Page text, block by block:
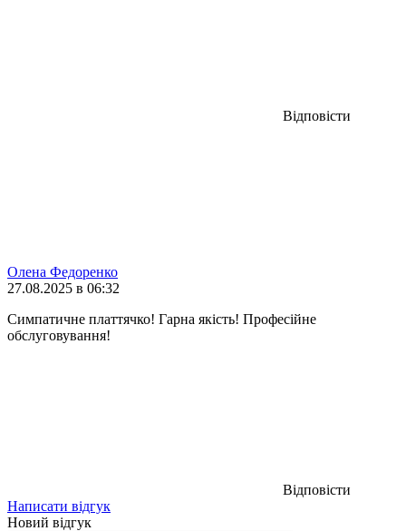
Відповісти
Олена Федоренко
27.08.2025 в 06:32
Симпатичне платтячко! Гарна якість! Професійне
обслуговування!
Відповісти
Написати відгук
Новий відгук